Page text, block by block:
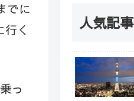
でに
く
っ
人気記事